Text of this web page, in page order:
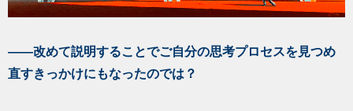
――改めて説明することでご自分の思考プロセスを見つめ
直すきっかけにもなったのでは？